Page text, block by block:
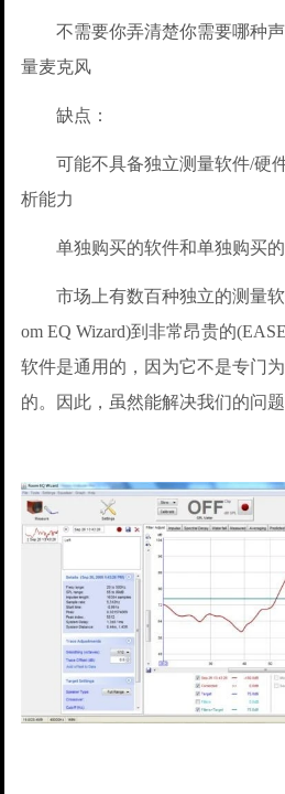
不需要你弄清楚你需要哪种声
量麦克风
缺点：
可能不具备独立测量软件/硬
析能力
单独购买的软件和单独购买的
市场上有数百种独立的测量软
om EQ Wizard)到非常昂贵的
软件是通用的，因为它不是专门
的。因此，虽然能解决我们的问题